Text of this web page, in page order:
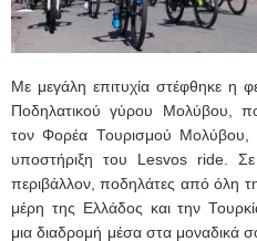
Με μεγάλη επιτυχία στέφθηκε η
Ποδηλατικού γύρου Μολύβου,
τον Φορέα Τουρισμού
υποστήριξη του Lesvos ride. Σε
περιβάλλον, ποδηλάτες από όλη
μέρη της Ελλάδος και την
μια διαδρομή μέσα στα μοναδικά